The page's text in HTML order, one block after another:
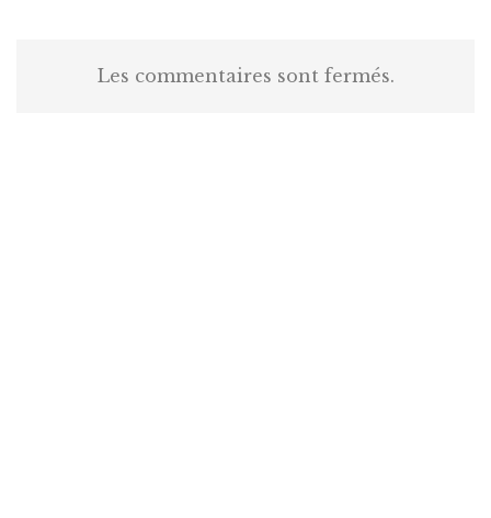
Les commentaires sont fermés.